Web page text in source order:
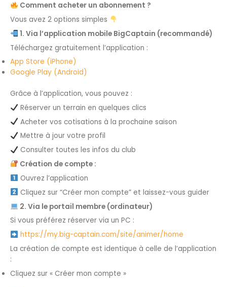
Comment acheter un abonnement ?
Vous avez 2 options simples
1. Via l’application mobile BigCaptain (recommandé)
Téléchargez gratuitement l’application :
App Store (iPhone)
Google Play (Android)
Grâce à l’application, vous pouvez :
Réserver un terrain en quelques clics
Acheter vos cotisations à la prochaine saison
Mettre à jour votre profil
Consulter toutes les infos du club
Création de compte :
Ouvrez l’application
Cliquez sur “Créer mon compte” et laissez-vous guider
2. Via le portail membre (ordinateur)
Si vous préférez réserver via un PC :
https://my.big-captain.com/site/animer/home
La création de compte est identique à celle de l’application
:
Cliquez sur « Créer mon compte »